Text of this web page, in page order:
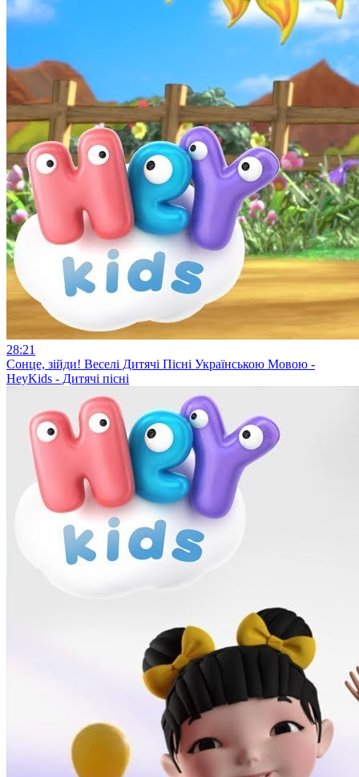
28:21
Сонце, зійди! Веселі Дитячі Пісні Українською Мовою -
HeyKids - Дитячі пісні